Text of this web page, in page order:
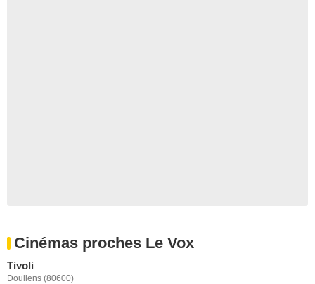
Cinémas proches Le Vox
Tivoli
Doullens (80600)